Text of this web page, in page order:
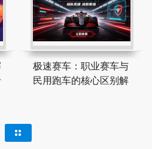
极速赛车：职业赛车与
民用跑车的核心区别解